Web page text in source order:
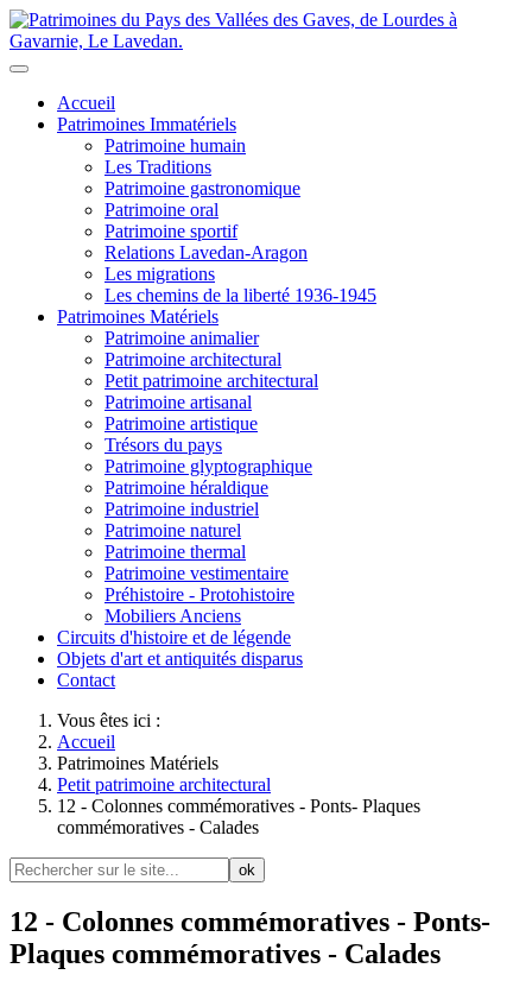
Accueil
Patrimoines Immatériels
Patrimoine humain
Les Traditions
Patrimoine gastronomique
Patrimoine oral
Patrimoine sportif
Relations Lavedan-Aragon
Les migrations
Les chemins de la liberté 1936-1945
Patrimoines Matériels
Patrimoine animalier
Patrimoine architectural
Petit patrimoine architectural
Patrimoine artisanal
Patrimoine artistique
Trésors du pays
Patrimoine glyptographique
Patrimoine héraldique
Patrimoine industriel
Patrimoine naturel
Patrimoine thermal
Patrimoine vestimentaire
Préhistoire - Protohistoire
Mobiliers Anciens
Circuits d'histoire et de légende
Objets d'art et antiquités disparus
Contact
Vous êtes ici :
Accueil
Patrimoines Matériels
Petit patrimoine architectural
12 - Colonnes commémoratives - Ponts- Plaques
commémoratives - Calades
ok
12 - Colonnes commémoratives - Ponts-
Plaques commémoratives - Calades